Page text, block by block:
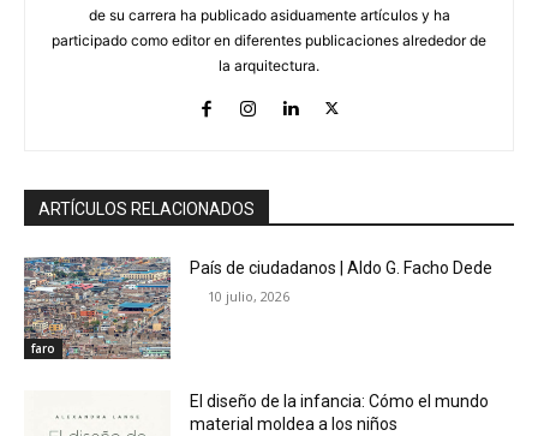
de su carrera ha publicado asiduamente artículos y ha
participado como editor en diferentes publicaciones alrededor de
la arquitectura.
ARTÍCULOS RELACIONADOS
faro
País de ciudadanos | Aldo G. Facho Dede
10 julio, 2026
El diseño de la infancia: Cómo el mundo
material moldea a los niños